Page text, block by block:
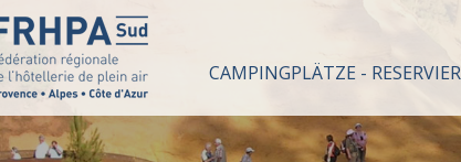
CAMPINGPLÄTZE -